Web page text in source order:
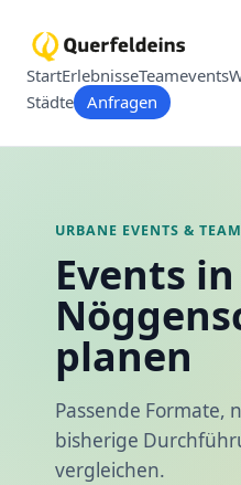
StartErlebnisseTeamevents
Städte Anfragen
URBANE EVENTS &
Events in
planen
Passende Formate,
bisherige
vergleichen.